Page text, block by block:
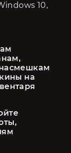
10,
на